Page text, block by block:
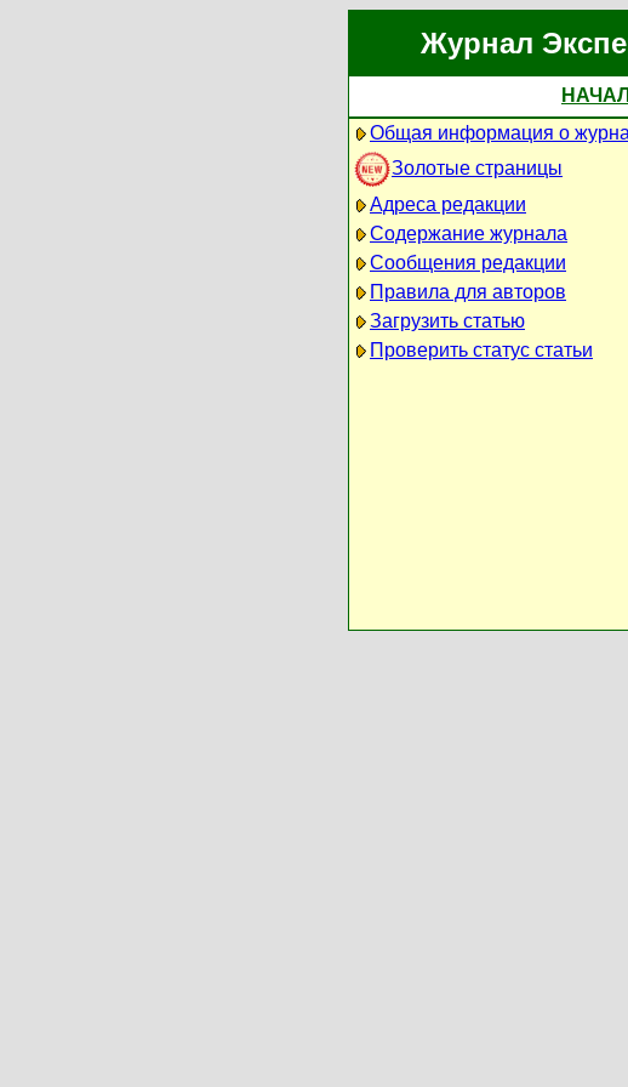
Журнал
Общая информация о
Золотые страницы
Адреса редакции
Содержание журнала
Сообщения редакции
Правила для авторов
Загрузить статью
Проверить статус статьи